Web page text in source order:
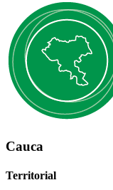
Cauca
Territorial